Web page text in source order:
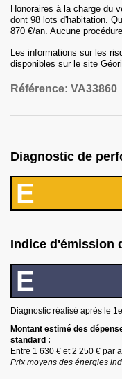
Honoraires à la charge du
dont 98 lots d'habitation.
870 €/an. Aucune
Les informations sur les
disponibles sur le site
Référence: VA33860
Diagnostic de
E
Indice d'émission
E
Diagnostic réalisé après le
Montant estimé des
standard :
Entre 1 630 € et2 250 € par
Prix moyens des énergies